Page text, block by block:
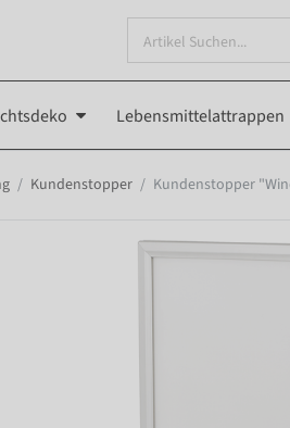
Lebensmittelattrappen
Kundenstopper Kundenstopper